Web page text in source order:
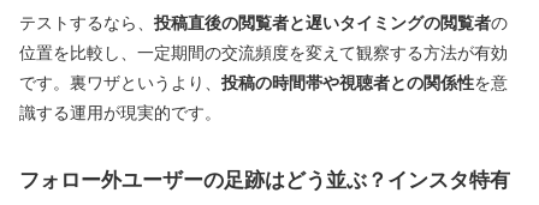
テストするなら、 投稿直後の閲覧者と遅いタイミングの閲覧者の
位置を比較し、一定期間の交流頻度を変えて観察する方法が有効
です。裏ワザというより、 投稿の時間帯や視聴者との関係性を意
識する運用が現実的です。
フォロー外ユーザーの足跡はどう並ぶ？インスタ特有